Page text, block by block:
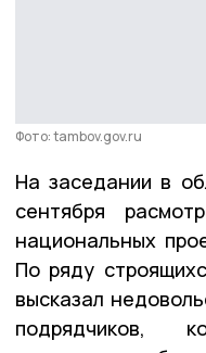
Фото: tambov.gov.ru
На заседании в
сентября
национальных
По ряду
высказал
подрядчиков,